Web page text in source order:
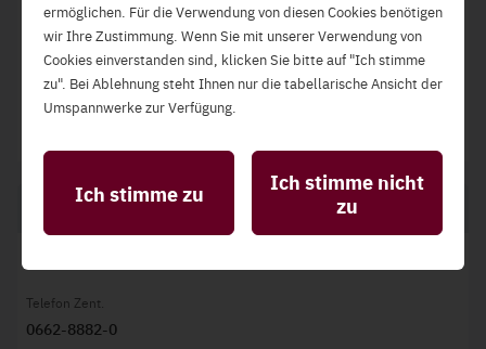
Salzburg
Land
Österreich
Telefon und Internet
Telefon Zent.
0662-8882-0
ermöglichen. Für die Verwendung von diesen Cookies benötigen
wir Ihre Zustimmung. Wenn Sie mit unserer Verwendung von
Cookies einverstanden sind, klicken Sie bitte auf "Ich stimme
zu". Bei Ablehnung steht Ihnen nur die tabellarische Ansicht der
Umspannwerke zur Verfügung.
zur Qualitätssicherung und Verbesserung der
Diese stellen grundlegende Funktionen der Website
Ich stimme zu
Ich stimme nicht
zu